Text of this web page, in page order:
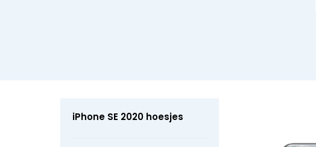
iPhone SE 2020 hoesjes